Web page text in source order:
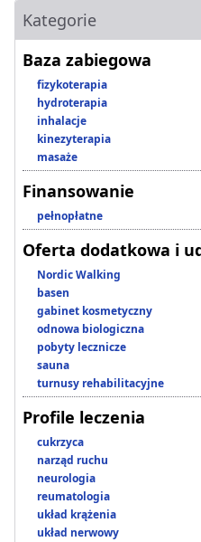
Kategorie
Baza zabiegowa
fizykoterapia
hydroterapia
inhalacje
kinezyterapia
masaże
Finansowanie
pełnopłatne
Oferta dodatkowa i
Nordic Walking
basen
gabinet kosmetyczny
odnowa biologiczna
pobyty lecznicze
sauna
turnusy rehabilitacyjne
Profile leczenia
cukrzyca
narząd ruchu
neurologia
reumatologia
układ krążenia
układ nerwowy